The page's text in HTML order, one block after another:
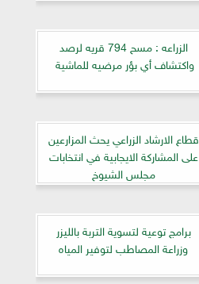
الزراعه : مسح 794 قريه لرصد
واكتشاف أي بؤر مرضيه للماشية
قطاع الارشاد الزراعي يحث المزارعين
على المشاركة الايجابية في انتخابات
مجلس الشيوخ
برامج توعية لتسوية التربة بالليزر
وزراعة المصاطب لتوفير المياه